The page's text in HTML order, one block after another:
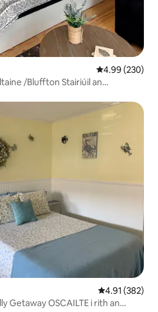
Meánrátáil
4.99 (230)
/Bluffton Stairiúil an
Meánrátáil
4.91 (382)
Getaway OSCAILTE i rith an